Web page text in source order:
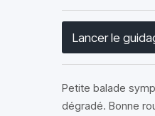
Lancer le
Petite balade
dégradé. Bonne